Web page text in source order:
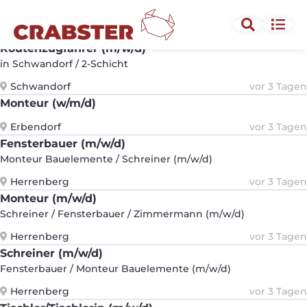
Kranführer/Kranführerin in Tagschicht
Bodenwöhr vor 3 Tagen
Routenzugfahrer (m/w/d)
in Schwandorf / 2-Schicht
Schwandorf
vor 3 Tagen
Monteur (w/m/d)
Erbendorf vor 3 Tagen
Fensterbauer (m/w/d)
Monteur Bauelemente / Schreiner (m/w/d)
Herrenberg
vor 3 Tagen
Monteur (m/w/d)
Schreiner / Fensterbauer / Zimmermann (m/w/d)
Herrenberg
vor 3 Tagen
Schreiner (m/w/d)
Fensterbauer / Monteur Bauelemente (m/w/d)
Herrenberg
vor 3 Tagen